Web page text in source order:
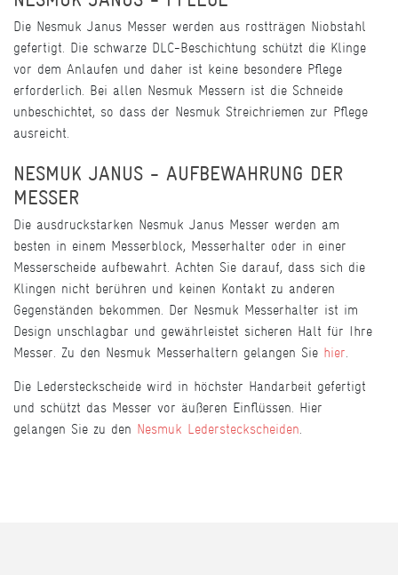
Die Nesmuk Janus Messer werden aus rostträgen Niobstahl
gefertigt. Die schwarze DLC-Beschichtung schützt die Klinge
vor dem Anlaufen und daher ist keine besondere Pflege
erforderlich. Bei allen Nesmuk Messern ist die Schneide
unbeschichtet, so dass der Nesmuk Streichriemen zur Pflege
ausreicht.
NESMUK JANUS - AUFBEWAHRUNG DER
MESSER
Die ausdruckstarken Nesmuk Janus Messer werden am
besten in einem Messerblock, Messerhalter oder in einer
Messerscheide aufbewahrt. Achten Sie darauf, dass sich die
Klingen nicht berühren und keinen Kontakt zu anderen
Gegenständen bekommen. Der Nesmuk Messerhalter ist im
Design unschlagbar und gewährleistet sicheren Halt für Ihre
Messer. Zu den Nesmuk Messerhaltern gelangen Sie hier.
Die Ledersteckscheide wird in höchster Handarbeit gefertigt
und schützt das Messer vor äußeren Einflüssen. Hier
gelangen Sie zu den Nesmuk Ledersteckscheiden.